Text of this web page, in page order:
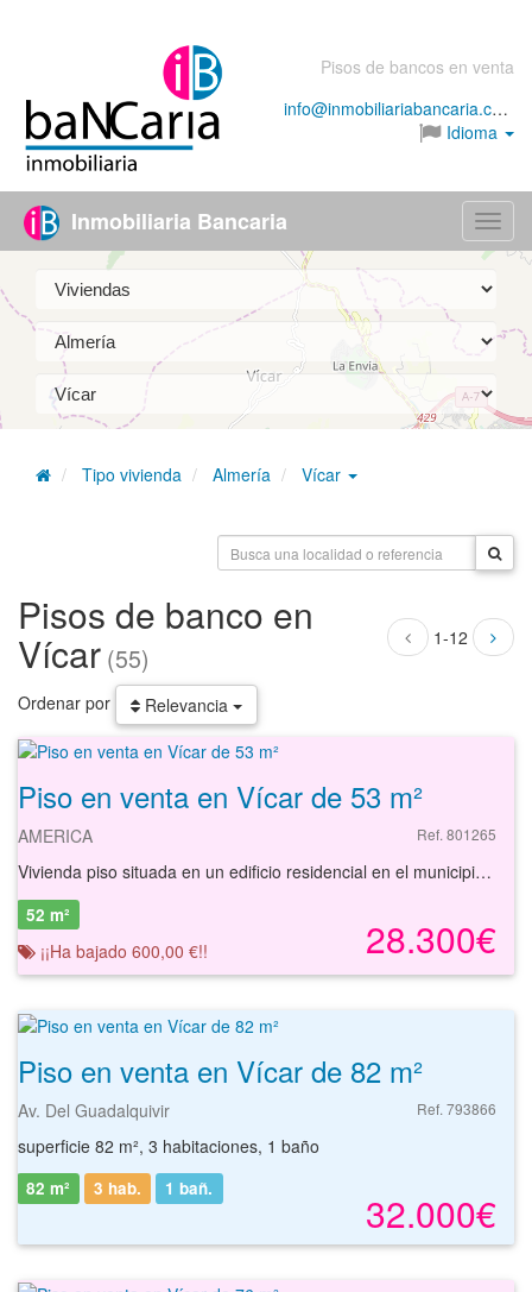
Pisos de bancos en venta
info@inmobiliariabancaria.com
Idioma
Menú
Inmobiliaria Bancaria
Tipo vivienda Almería Vícar
1-12
Pisos de banco en
Vícar (55)
Ordenar por Relevancia
Piso en venta en Vícar de 53 m²
AMERICA Ref. 801265
Vivienda piso situada en un edificio residencial en el municipio de Vícar, en la provincia de Almería.
28.300€
52 m²
¡¡Ha bajado 600,00 €!!
Piso en venta en Vícar de 82 m²
Av. Del Guadalquivir Ref. 793866
superficie 82 m², 3 habitaciones, 1 baño
32.000€
82 m² 3 hab. 1 bañ.